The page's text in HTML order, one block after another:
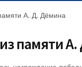
А. Д. Дёмина
памяти